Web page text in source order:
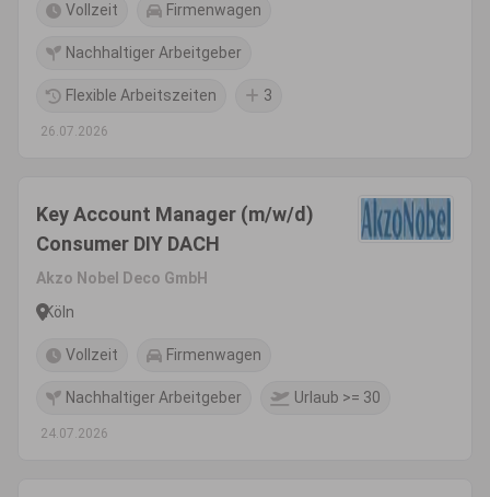
Vollzeit Firmenwagen
Nachhaltiger Arbeitgeber
Flexible Arbeitszeiten 3
26.07.2026
Key Account Manager (m/w/d)
Consumer DIY DACH
Akzo Nobel Deco GmbH
Köln
Vollzeit Firmenwagen
Nachhaltiger Arbeitgeber Urlaub >= 30
24.07.2026